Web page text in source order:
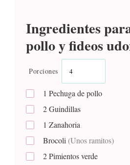
Ingredientes
pollo y fideos
Porciones
1 Pechuga de pollo
2Guindillas
1 Zanahoria
Brocoli (Unos ramitos)
2Pimientos verde